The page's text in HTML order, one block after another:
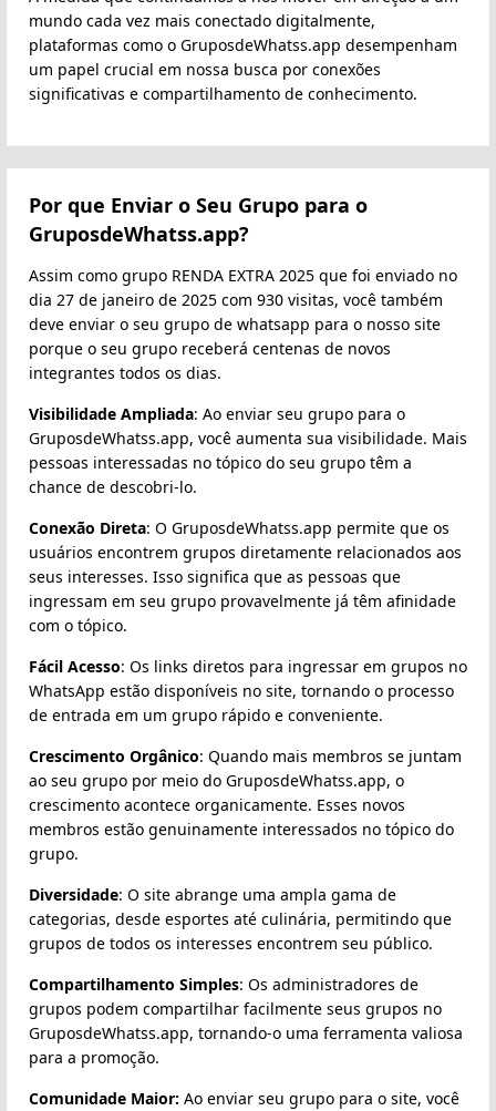
mundo cada vez mais conectado digitalmente,
plataformas como o GruposdeWhatss.app desempenham
um papel crucial em nossa busca por conexões
significativas e compartilhamento de conhecimento.
Por que Enviar o Seu Grupo para o
GruposdeWhatss.app?
Assim como grupo RENDA EXTRA 2025 que foi enviado no
dia 27 de janeiro de 2025 com 930 visitas, você também
deve enviar o seu grupo de whatsapp para o nosso site
porque o seu grupo receberá centenas de novos
integrantes todos os dias.
Visibilidade Ampliada: Ao enviar seu grupo para o
GruposdeWhatss.app, você aumenta sua visibilidade. Mais
pessoas interessadas no tópico do seu grupo têm a
chance de descobri-lo.
Conexão Direta: O GruposdeWhatss.app permite que os
usuários encontrem grupos diretamente relacionados aos
seus interesses. Isso significa que as pessoas que
ingressam em seu grupo provavelmente já têm afinidade
com o tópico.
Fácil Acesso: Os links diretos para ingressar em grupos no
WhatsApp estão disponíveis no site, tornando o processo
de entrada em um grupo rápido e conveniente.
Crescimento Orgânico: Quando mais membros se juntam
ao seu grupo por meio do GruposdeWhatss.app, o
crescimento acontece organicamente. Esses novos
membros estão genuinamente interessados no tópico do
grupo.
Diversidade: O site abrange uma ampla gama de
categorias, desde esportes até culinária, permitindo que
grupos de todos os interesses encontrem seu público.
Compartilhamento Simples: Os administradores de
grupos podem compartilhar facilmente seus grupos no
GruposdeWhatss.app, tornando-o uma ferramenta valiosa
para a promoção.
Comunidade Maior: Ao enviar seu grupo para o site, você